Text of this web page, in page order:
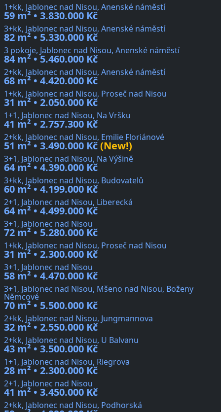
1+kk, Jablonec nad Nisou, Anenské náměstí
59 m² • 3.830.000 Kč
3+kk, Jablonec nad Nisou, Anenské náměstí
82 m² • 5.330.000 Kč
3 pokoje, Jablonec nad Nisou, Anenské náměstí
84 m² • 5.460.000 Kč
2+kk, Jablonec nad Nisou, Anenské náměstí
68 m² • 4.420.000 Kč
1+kk, Jablonec nad Nisou, Proseč nad Nisou
31 m² • 2.050.000 Kč
1+1, Jablonec nad Nisou, Na Vršku
41 m² • 2.757.300 Kč
2+kk, Jablonec nad Nisou, Emilie Floriánové
51 m² • 3.490.000 Kč(New!)
3+1, Jablonec nad Nisou, Na Výšině
64 m² • 4.390.000 Kč
3+kk, Jablonec nad Nisou, Budovatelů
60 m² • 4.199.000 Kč
2+1, Jablonec nad Nisou, Liberecká
64 m² • 4.499.000 Kč
3+1, Jablonec nad Nisou
72 m² • 5.280.000 Kč
1+kk, Jablonec nad Nisou, Proseč nad Nisou
31 m² • 2.300.000 Kč
3+1, Jablonec nad Nisou
58 m² • 4.470.000 Kč
3+1, Jablonec nad Nisou, Mšeno nad Nisou, Boženy
Němcové
70 m² • 5.500.000 Kč
2+kk, Jablonec nad Nisou, Jungmannova
32 m² • 2.550.000 Kč
2+kk, Jablonec nad Nisou, U Balvanu
43 m² • 3.500.000 Kč
1+1, Jablonec nad Nisou, Riegrova
28 m² • 2.300.000 Kč
2+1, Jablonec nad Nisou
41 m² • 3.450.000 Kč
2+kk, Jablonec nad Nisou, Podhorská